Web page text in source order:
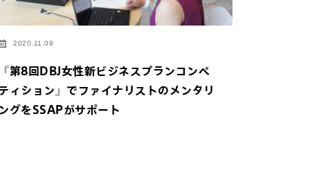
2020.11.09
第8回DBJ女性新ビジネスプランコンペ
ィション』でファイナリストのメンタリ
グをSSAPがサポート